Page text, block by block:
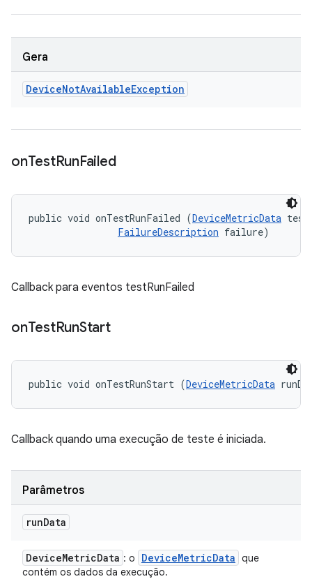
Gera
DeviceNotAvailableException
onTestRunFailed
public void onTestRunFailed (DeviceMetricData
FailureDescription failure)
Callback para eventos testRunFailed
onTestRunStart
public void onTestRunStart (DeviceMetricData
Callback quando uma execução de teste é iniciada.
Parâmetros
runData
DeviceMetricData : o DeviceMetricData que
contém os dados da execução.